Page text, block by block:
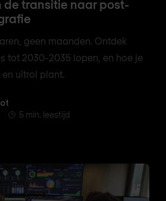
de transitie naar post-
geen maanden. Ontdek
tot 2030-2035 lopen, en hoe je
uitrol plant.
5 min. leestijd